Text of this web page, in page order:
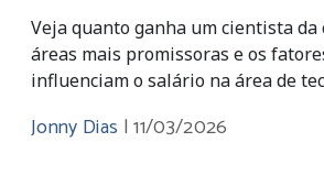
Veja quanto ganha um cientista da
áreas mais promissoras e os
influenciam o salário na área de
Jonny Dias |11/03/2026